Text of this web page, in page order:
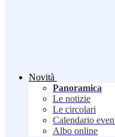
Novità
Panoramica
Le notizie
Le circolari
Calendario
Albo online